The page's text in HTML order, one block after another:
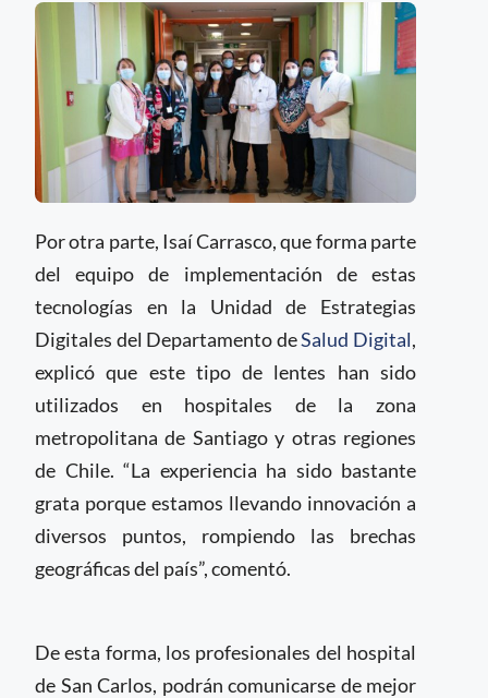
Por otra parte, Isaí Carrasco, que forma parte
del equipo de implementación de estas
tecnologías en la Unidad de Estrategias
Digitales del Departamento deSalud Digital,
explicó que este tipo de lentes han sido
utilizados en hospitales de la zona
metropolitana de Santiago y otras regiones
de Chile. “La experiencia ha sido bastante
grata porque estamos llevando innovación a
diversos puntos, rompiendo las brechas
geográficas del país”, comentó.
De esta forma, los profesionales del hospital
de San Carlos, podrán comunicarse de mejor